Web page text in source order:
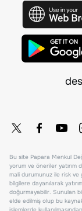
Bu site Papara Menkul
yorum ve öneriler yatırım
mali durumunuz ile risk
bilgilere dayanılarak
doğurmayabilir. Sunulan
elde edilmiş olup bu
işlemlerde